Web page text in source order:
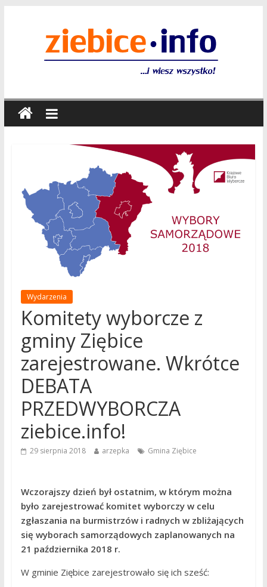
Wydarzenia
Komitety wyborcze z
gminy Ziębice
zarejestrowane. Wkrótce
DEBATA
PRZEDWYBORCZA
ziebice.info!
29 sierpnia 2018 arzepka Gmina Ziębice
Wczorajszy dzień był ostatnim, w którym można
było zarejestrować komitet wyborczy w celu
zgłaszania na burmistrzów i radnych w zbliżających
się wyborach samorządowych zaplanowanych na
21 października 2018 r.
W gminie Ziębice zarejestrowało się ich sześć: